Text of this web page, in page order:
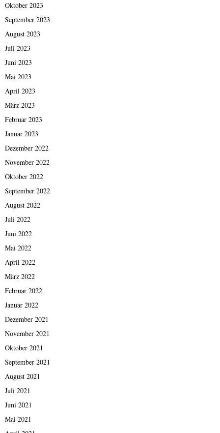
Oktober 2023
September 2023
August 2023
Juli 2023
Juni 2023
Mai 2023
April 2023
März 2023
Februar 2023
Januar 2023
Dezember 2022
November 2022
Oktober 2022
September 2022
August 2022
Juli 2022
Juni 2022
Mai 2022
April 2022
März 2022
Februar 2022
Januar 2022
Dezember 2021
November 2021
Oktober 2021
September 2021
August 2021
Juli 2021
Juni 2021
Mai 2021